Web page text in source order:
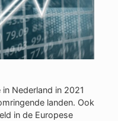
Nederland in 2021
landen. Ook
in de Europese